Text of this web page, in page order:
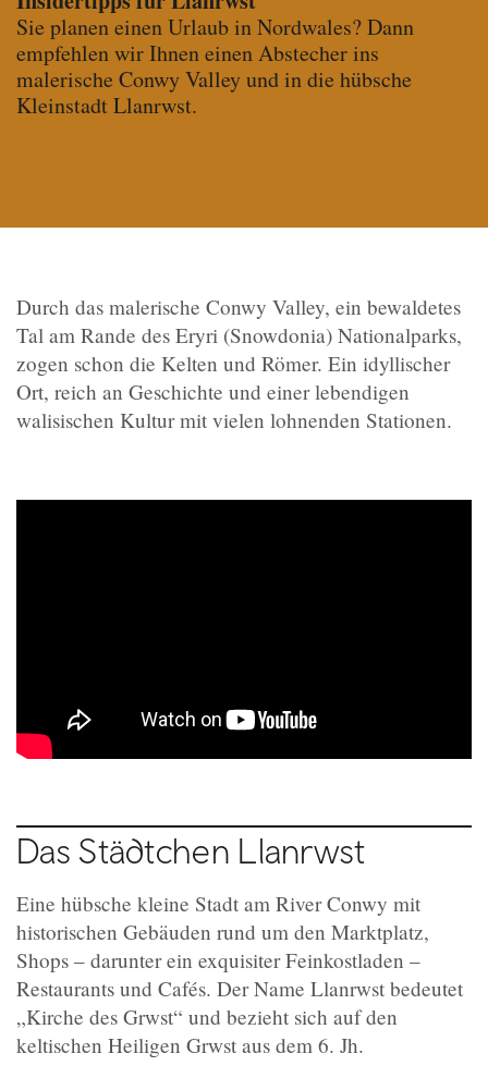
Sie planen einen Urlaub in Nordwales? Dann
empfehlen wir Ihnen einen Abstecher ins
malerische Conwy Valley und in die hübsche
Kleinstadt Llanrwst.
Durch das malerische Conwy Valley, ein bewaldetes
Tal am Rande des Eryri (Snowdonia) Nationalparks,
zogen schon die Kelten und Römer. Ein idyllischer
Ort, reich an Geschichte und einer lebendigen
walisischen Kultur mit vielen lohnenden Stationen.
Das Städtchen Llanrwst
Eine hübsche kleine Stadt am River Conwy mit
historischen Gebäuden rund um den Marktplatz,
Shops – darunter ein exquisiter Feinkostladen –
Restaurants und Cafés. Der Name Llanrwst bedeutet
„Kirche des Grwst“ und bezieht sich auf den
keltischen Heiligen Grwst aus dem 6. Jh.